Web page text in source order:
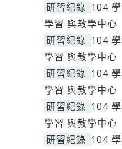
研習紀錄 104
學習 與教學中心
研習紀錄 104
學習 與教學中心
研習紀錄 104
學習 與教學中心
研習紀錄 104
學習 與教學中心
研習紀錄 104